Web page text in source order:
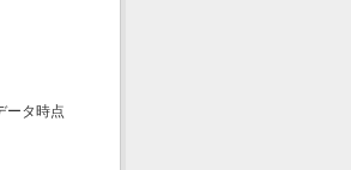
ータ時点